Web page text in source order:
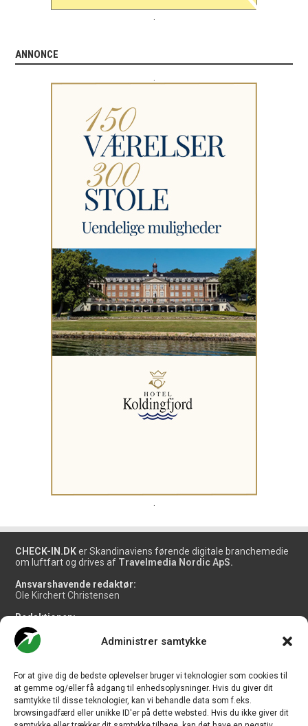
Administrer samtykke
For at give dig de bedste oplevelser bruger vi teknologier som cookies til
at gemme og/eller få adgang til enhedsoplysninger. Hvis du giver dit
samtykke til disse teknologier, kan vi behandle data som f.eks.
browsingadfærd eller unikke ID'er på dette websted. Hvis du ikke giver dit
ANNONCE
CHECK-IN.DK er Skandinaviens førende digitale branchemedie
om luftfart og drives af Travelmedia Nordic ApS.
Ansvarshavende redaktør:
Ole Kirchert Christensen
Redaktionen:
Christian Granhøj Skouboe
Henrik Baumgarten
Danny Longhi Andreasen
Salg og jobannoncer:
salg@travelmedianordic.com